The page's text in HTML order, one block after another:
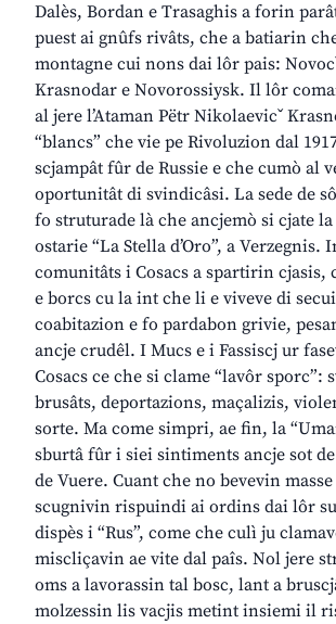
Dalès, Bordan e Trasaghis a forin
puest ai gnûfs rivâts, che a batiarin
montagne cui nons dai lôr pais:
Krasnodar e Novorossiysk. Il lôr
al jere l’Ataman Pëtr Nikolaevicˇ
“blancs” che vie pe Rivoluzion dal
scjampât fûr de Russie e che cumò al
oportunitât di svindicâsi. La sede de
fo struturade là che ancjemò si cjate
ostarie “La Stella d’Oro”, a Verzegnis.
comunitâts i Cosacs a spartirin cjasis,
e borcs cu la int che li e viveve di
coabitazion e fo pardabon grivie,
ancje crudêl. I Mucs e i Fassiscj ur
Cosacs ce che si clame “lavôr sporc”:
brusâts, deportazions, maçalizis,
sorte. Ma come simpri, ae fin, la
sburtâ fûr i siei sintiments ancje sot
de Vuere. Cuant che no bevevin
scugnivin rispuindi ai ordins dai lôr
dispès i “Rus”, come che culì ju
miscliçavin ae vite dal paîs. Nol jere
oms a lavorassin tal bosc, lant a
molzessin lis vacjis metint insiemi il